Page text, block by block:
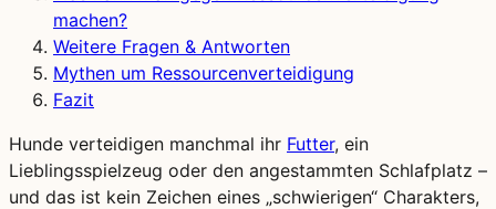
machen?
Weitere Fragen & Antworten
Mythen um Ressourcenverteidigung
Fazit
Hunde verteidigen manchmal ihr Futter, ein
Lieblingsspielzeug oder den angestammten Schlafplatz –
und das ist kein Zeichen eines „schwierigen“ Charakters,